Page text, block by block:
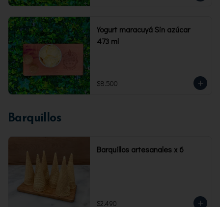
Yogurt maracuyá Sin azúcar
473 ml
$8.500
Barquillos
Barquillos artesanales x 6
$2.490